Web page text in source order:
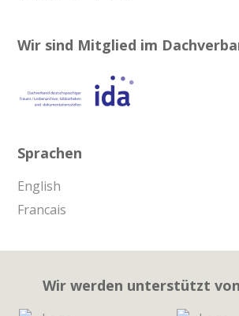
Wir sind Mitglied im
Sprachen
English
Francais
Wir werden unterstützt von